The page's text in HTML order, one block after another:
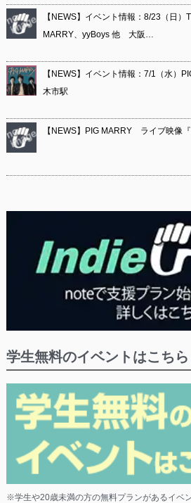
【NEWS】イベント情報：8/23（日
MARRY、yyBoys 他 大阪…
【NEWS】イベント情報：7/1（水）
木市駅
【NEWS】PIG MARRY ライブ映像
学生無料のイベントはこちら
※学生や20歳未満の方の無料プランがあるイベ